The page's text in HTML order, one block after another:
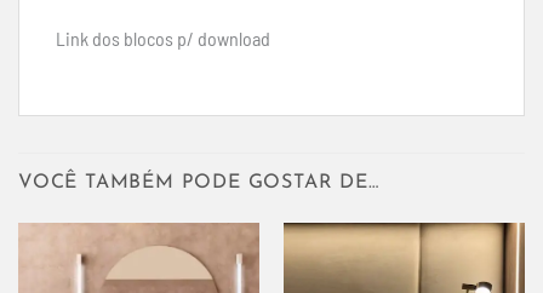
Link dos blocos p/ download
VOCÊ TAMBÉM PODE GOSTAR DE…